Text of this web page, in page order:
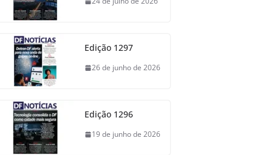
Edição 1297
26 de junho de 2026
Edição 1296
19 de junho de 2026